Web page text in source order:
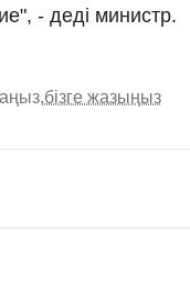
- деді министр.
бізге жазыңыз